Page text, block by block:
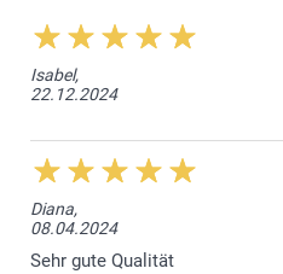
Isabel,
22.12.2024
Diana,
08.04.2024
Sehr gute Qualität